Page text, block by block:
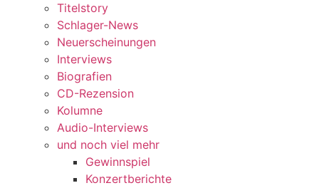
Titelstory
Schlager-News
Neuerscheinungen
Interviews
Biografien
CD-Rezension
Kolumne
Audio-Interviews
und noch viel mehr
Gewinnspiel
Konzertberichte